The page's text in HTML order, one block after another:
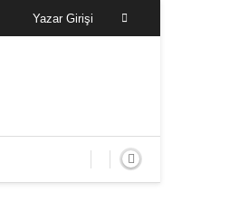
Yazar Girişi